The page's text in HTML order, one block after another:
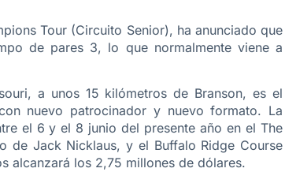
Tour (Circuito Senior), ha anunciado que
de pares 3, lo que normalmente viene a
a unos 15 kilómetros de Branson, es el
nuevo patrocinador y nuevo formato. La
el 6 y el 8 junio del presente año en el The
de Jack Nicklaus, y el Buffalo Ridge Course
alcanzará los 2,75 millones de dólares.